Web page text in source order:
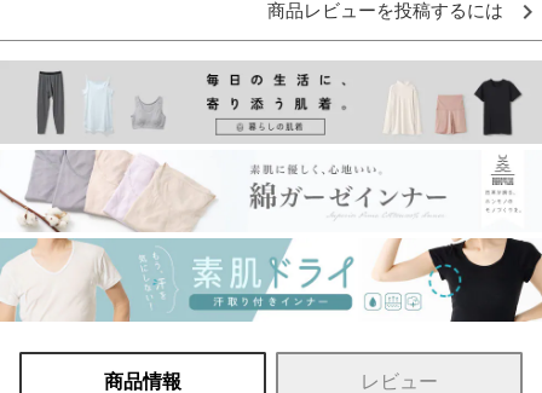
商品レビューを投稿するには
商品情報 レビュー